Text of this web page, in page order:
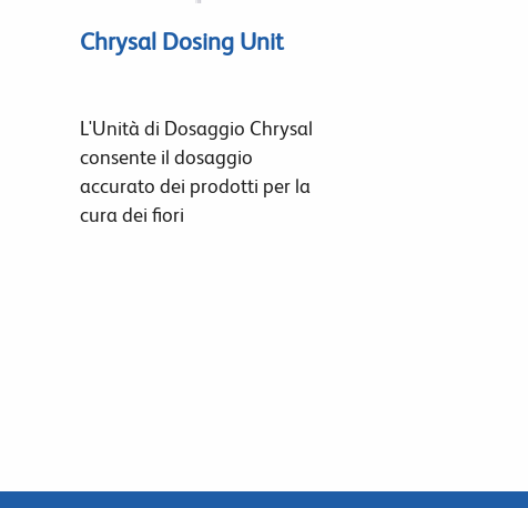
Chrysal Dosing Unit
L'Unità di Dosaggio Chrysal
consente il dosaggio
accurato dei prodotti per la
cura dei fiori